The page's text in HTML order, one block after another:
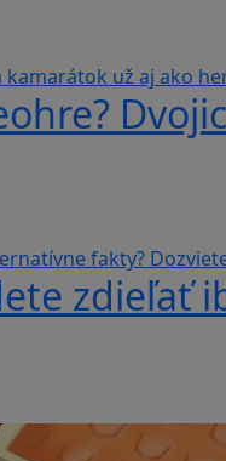
zdieľať